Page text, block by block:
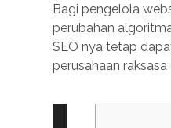
Bagi pengelola
perubahan
SEO nya tetap
perusahaan